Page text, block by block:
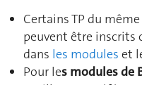
Certains TP du
peuvent être inscrits
dans les modules et
Pour les modules de